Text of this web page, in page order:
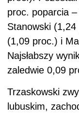
proc. poparcia
Stanowski
(1,09 proc.) i
Najsłabszy
zaledwie 0,09
Trzaskowski
lubuskim,